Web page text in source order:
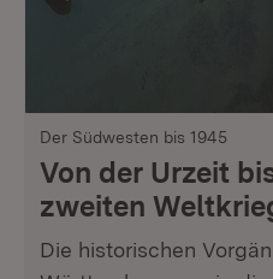
Der Südwesten bis 1945
Von der Urzeit
zweiten
Die historischen